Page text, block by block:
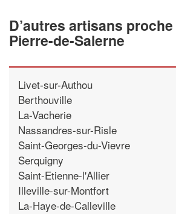
D’autres artisans
Pierre-de-Salerne
Livet-sur-Authou
Berthouville
La-Vacherie
Nassandres-sur-Risle
Saint-Georges-du-Vievre
Serquigny
Saint-Etienne-l'Allier
Illeville-sur-Montfort
La-Haye-de-Calleville